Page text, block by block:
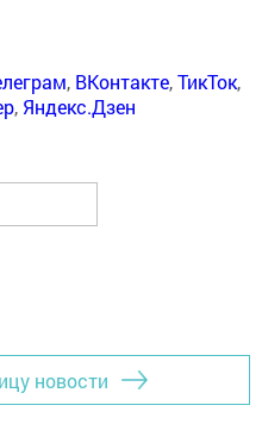
, ВКонтакте,ТикТок,
, Яндекс.Дзен
новости